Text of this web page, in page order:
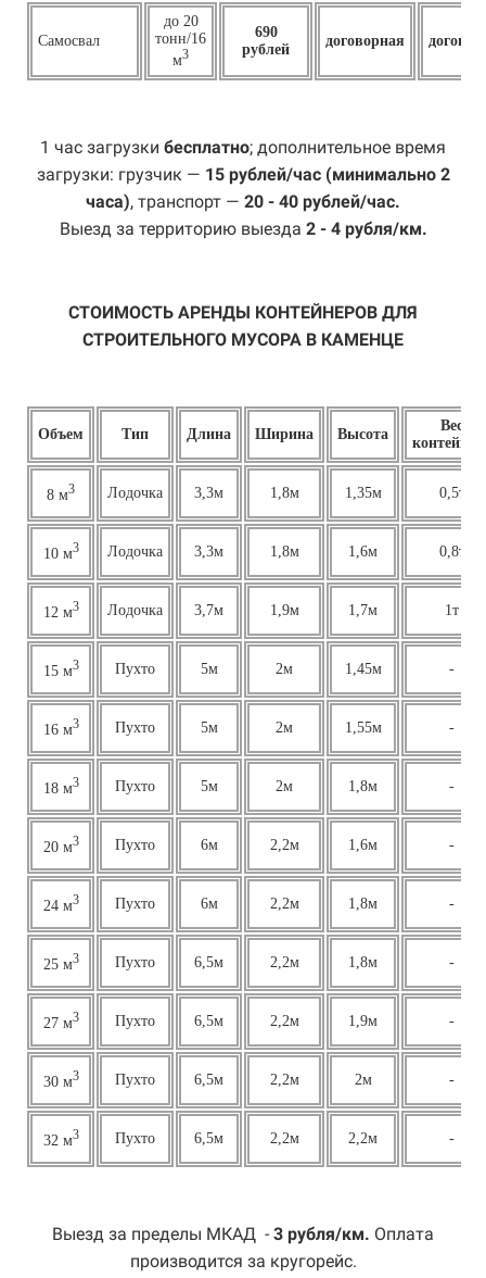
Самосвал
до 20
тонн/16
м3
690
рублей
договорная
1 час загрузки бесплатно; дополнительное время
загрузки: грузчик — 15 рублей/час (минимально 2
часа), транспорт — 20 - 40 рублей/час.
Выезд за территорию выезда 2 - 4 рубля/км.
СТОИМОСТЬ АРЕНДЫ КОНТЕЙНЕРОВ ДЛЯ
СТРОИТЕЛЬНОГО МУСОРА В КАМЕНЦЕ
Объем Тип Длина Ширина Высота
Вес
8 м3 Лодочка 3,3м 1,8м 1,35м 0,5т
10 м3 Лодочка 3,3м 1,8м 1,6м 0,8т
12 м3 Лодочка 3,7м 1,9м 1,7м 1т
15 м3 Пухто 5м 2м 1,45м -
16 м3 Пухто 5м 2м 1,55м -
18 м3 Пухто 5м 2м 1,8м -
20 м3 Пухто 6м 2,2м 1,6м -
24 м3 Пухто 6м 2,2м 1,8м -
25 м3 Пухто 6,5м 2,2м 1,8м -
27 м3 Пухто 6,5м 2,2м 1,9м -
30 м3 Пухто 6,5м 2,2м 2м -
32 м3 Пухто 6,5м 2,2м 2,2м -
Выезд за пределы МКАД - 3 рубля/км. Оплата
производится за кругорейс.